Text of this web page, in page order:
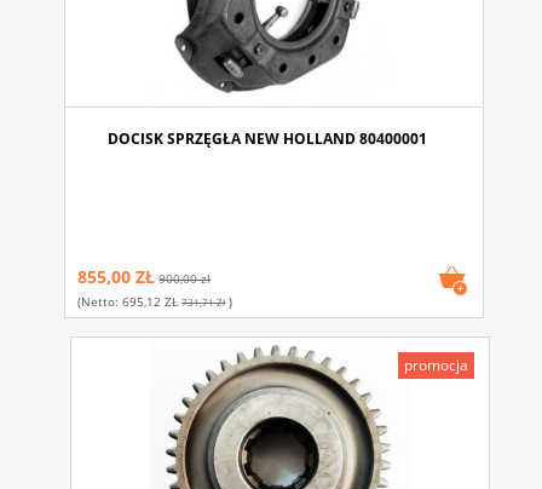
DOCISK SPRZĘGŁA NEW HOLLAND 80400001
855,00 ZŁ 900,00 zł
(netto:695,12 ZŁ 731,71 Zł)
promocja